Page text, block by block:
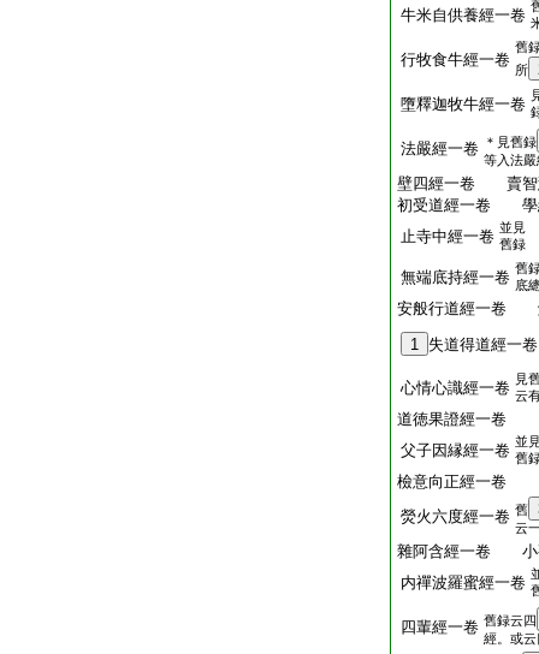
牛米自供養經一卷
行牧食牛經一卷
舊
所
墮釋迦牧牛經一卷
法嚴經一卷 ＊見舊録
等入法嚴
壁四經一卷 賣智
初受道經一卷 學
止寺中經一卷 並見
舊録
無端底持經一卷 舊
底
安般行道經一卷
1 失道得道經一卷
心情心識經一卷 見
云
道徳果證經一卷
父子因縁經一卷 並
舊
檢意向正經一卷
熒火六度經一卷 舊
云
雜阿含經一卷 小
内禪波羅蜜經一卷
四輩經一卷 舊録云四
經。或